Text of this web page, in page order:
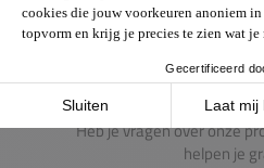
Passie
Heb je vragen over onze
helpen je